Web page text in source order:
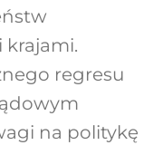
regresu
na politykę